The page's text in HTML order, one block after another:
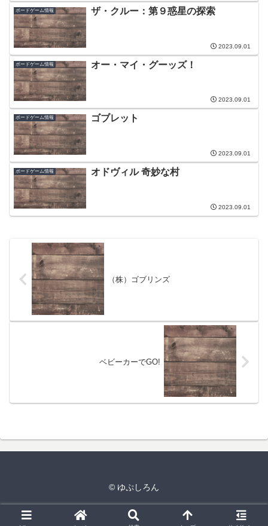
ボードゲーム情報 ザ・クルー：第９惑星の探索
2023.09.01
ボードゲーム情報 オー・マイ・グーッズ！
2023.09.01
ボードゲーム情報 ゴブレット
2023.09.01
ボードゲーム情報 オドヴィル 奇妙な村
2023.09.01
（株）ゴブリンズ
ベビーカーでGO!
© ゆぷしろん